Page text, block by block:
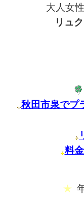
大人女
リュ
秋田市泉でプ
料
★